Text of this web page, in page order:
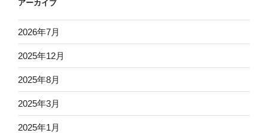
アーカイブ
2026年7月
2025年12月
2025年8月
2025年3月
2025年1月